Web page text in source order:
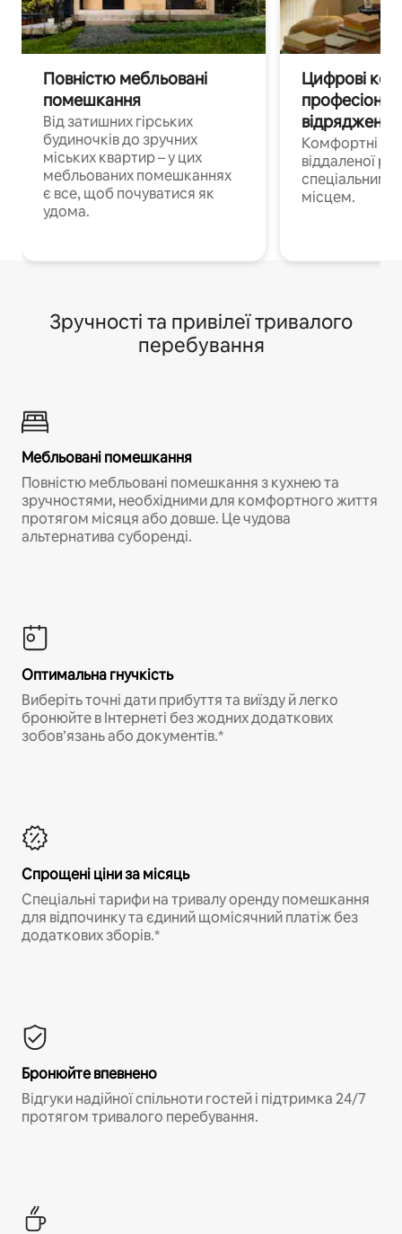
Повністю мебльовані
помешкання
Від затишних гірських
будиночків до зручних
міських квартир – у цих
мебльованих помешканнях
є все, щоб почуватися як
удома.
Цифрові
Комфортні
віддаленої
спеціальним
місцем.
Зручності та привілеї тривалого
перебування
Мебльовані помешкання
Повністю мебльовані помешкання з кухнею та
зручностями, необхідними для комфортного життя
протягом місяця або довше. Це чудова
альтернатива суборенді.
Оптимальна гнучкість
Виберіть точні дати прибуття та виїзду й легко
бронюйте в Інтернеті без жодних додаткових
зобов’язань або документів.*
Спрощені ціни за місяць
Спеціальні тарифи на тривалу оренду помешкання
для відпочинку та єдиний щомісячний платіж без
додаткових зборів.*
Бронюйте впевнено
Відгуки надійної спільноти гостей і підтримка 24/7
протягом тривалого перебування.